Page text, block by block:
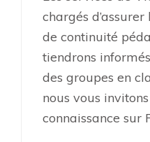
chargés
de continuité
tiendrons
des groupes en
nous vous
connaissance sur